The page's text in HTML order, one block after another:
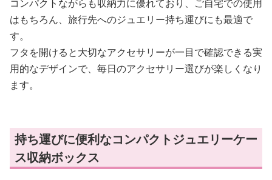
コンパクトながらも収納力に優れており、ご自宅での使用
はもちろん、旅行先へのジュエリー持ち運びにも最適で
す。
フタを開けると大切なアクセサリーが一目で確認できる実
用的なデザインで、毎日のアクセサリー選びが楽しくなり
ます。
持ち運びに便利なコンパクトジュエリーケー
ス収納ボックス